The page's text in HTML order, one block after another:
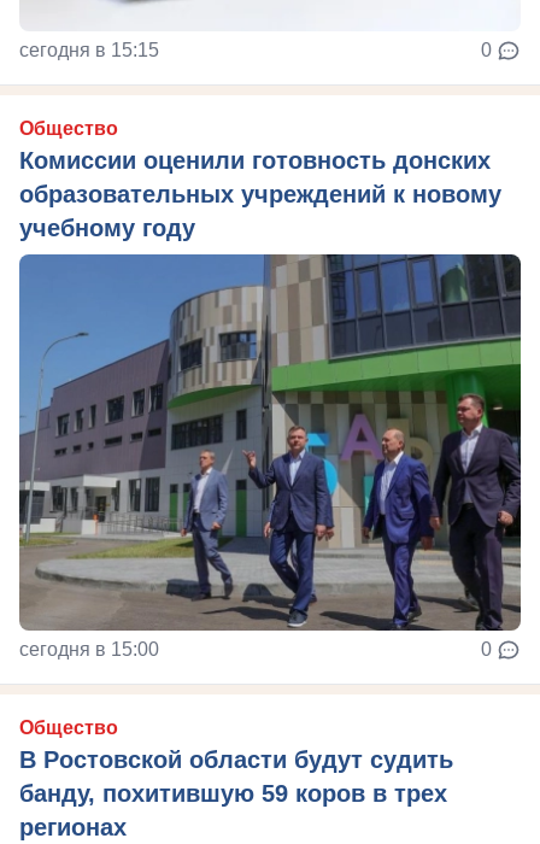
сегодня в 15:15 0
Общество
Комиссии оценили готовность донских
образовательных учреждений к новому
учебному году
сегодня в 15:00 0
Общество
В Ростовской области будут судить
банду, похитившую 59 коров в трех
регионах